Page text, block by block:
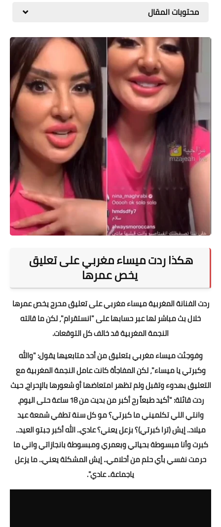
طبيعة
اقتصاد
سيارات
علوم وتكنولوجيا
تعليم
وظائف خالية
عروض
محتويات المقال
هكذا ردت ميساء مغربي على تعليق
يخص عمرها
ردت الفنانة المغربية ميساء مغربي على تعليق محرج يخص عمرها
خلال بث مباشر لها عبر حسابها على "انستقرام"، لكن ما قالته
النجمة المغربية قد خالف كل التوقعات.
وفوجئت ميساء مغربي بتعليق من أحد متابعيها يقول: "والله
وكبرتي يا ميساء"، لكن المفاجأة كانت عامل النجمة المغربية مع
التعليق بهدوء وتقبل ولم تظهر امتعاضها أو شعورها بالإحراج، حيث
ردت قائلة: "أكيد طبعاً رح أكبر من بديت من 18 ساعة حتى اليوم،
وانتي اللي تكلميني ما كبرتي؟ مو كل سنة تطفي شمعة عيد
ميلاد.. إيش (ترا كبرتي)؟ بزعل يعني؟ عادي.. الله أكبر جبتو العيد..
كبرت وأنا مبسوطة بحياتي وبعمري ومبسوطة بانجازاتي واني ما
حرمت نفسي بأي حلم من أحلامي.. إيش المشكلة يعني.. ما يزعل
ياجماعة.. عادي".